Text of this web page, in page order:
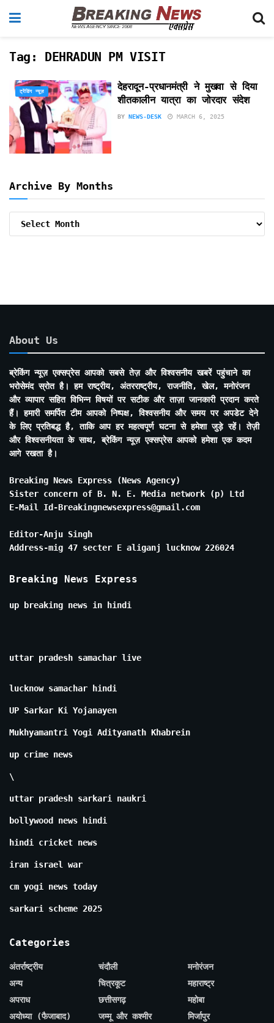
Tag: DEHRADUN PM VISIT
ट्रेंडिंग न्यूज़
देहरादून-प्रधानमंत्री ने मुखवा से दिया
शीतकालीन यात्रा का जोरदार संदेश
BY NEWS-DESK MARCH 6, 2025
Archive By Months
About Us
ब्रेकिंग न्यूज़ एक्सप्रेस आपको सबसे तेज़ और विश्वसनीय खबरें पहुंचाने का
भरोसेमंद स्रोत है। हम राष्ट्रीय, अंतरराष्ट्रीय, राजनीति, खेल, मनोरंजन
और व्यापार सहित विभिन्न विषयों पर सटीक और ताज़ा जानकारी प्रदान करते
हैं। हमारी समर्पित टीम आपको निष्पक्ष, विश्वसनीय और समय पर अपडेट देने
के लिए प्रतिबद्ध है, ताकि आप हर महत्वपूर्ण घटना से हमेशा जुड़े रहें। तेज़ी
और विश्वसनीयता के साथ, ब्रेकिंग न्यूज़ एक्सप्रेस आपको हमेशा एक कदम
आगे रखता है।
Breaking News Express (News Agency)
Sister concern of B. N. E. Media network (p) Ltd
E-Mail Id-Breakingnewsexpress@gmail.com
Editor-Anju Singh
Address-mig 47 secter E aliganj lucknow 226024
Breaking News Express
up breaking news in hindi
uttar pradesh samachar live
lucknow samachar hindi
UP Sarkar Ki Yojanayen
Mukhyamantri Yogi Adityanath Khabrein
up crime news
\
uttar pradesh sarkari naukri
bollywood news hindi
hindi cricket news
iran israel war
cm yogi news today
sarkari scheme 2025
Categories
अंतर्राष्ट्रीय
अन्य
अपराध
अयोध्या (फैजाबाद)
चंदौली
चित्रकूट
छत्तीसगढ़
जम्मू और कश्मीर
मनोरंजन
महाराष्ट्र
महोबा
मिर्जापुर